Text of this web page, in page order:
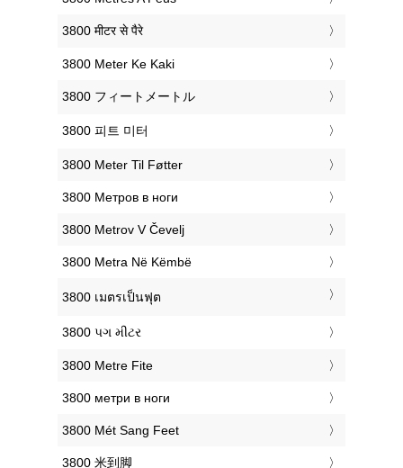
‎3800 मीटर से पैरे
‎3800 Meter Ke Kaki
‎3800 フィートメートル
‎3800 피트 미터
‎3800 Meter Til Føtter
‎3800 Метров в ноги
‎3800 Metrov V Čevelj
‎3800 Metra Në Këmbë
‎3800 เมตรเป็นฟุต
‎3800 પગ મીટર
‎3800 Metre Fite
‎3800 метри в ноги
‎3800 Mét Sang Feet
‎3800 米到脚